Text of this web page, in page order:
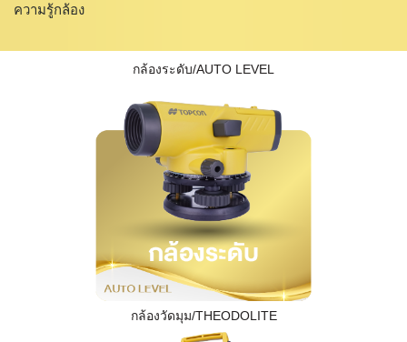
ความรู้กล้อง
กล้องระดับ/AUTO LEVEL
กล้องวัดมุม/THEODOLITE